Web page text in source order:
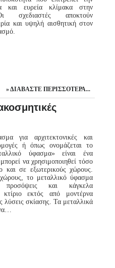
και ευρεία κλίμακα στην
σχεδιαστές αποκτούν
και υψηλή αισθητική στον
ΔΙΑΒΆΣΤΕ ΠΕΡΙΣΣΌΤΕΡΑ...
για αρχιτεκτονικές και
ή όπως ονομάζεται το
ύφασμα» είναι ένα
να χρησιμοποιηθεί τόσο
και σε εξωτερικούς χώρους.
το μεταλλικό ύφασμα
προσόψεις και κάγκελα
εκτός από μοντέρνα
λύσεις σκίασης. Τα μεταλλικά